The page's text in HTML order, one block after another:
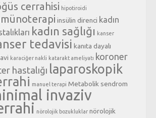
cerrahisi hipotiroidi
insülin direnci kadın
kadın sağlığı kanser
tedavisi kanıta dayalı
karaciğer nakli katarakt ameliyatı koroner
hastalığı laparoskopik
manuel terapi Metabolik sendrom
invaziv
nörolojik bozukluklar nörolojik